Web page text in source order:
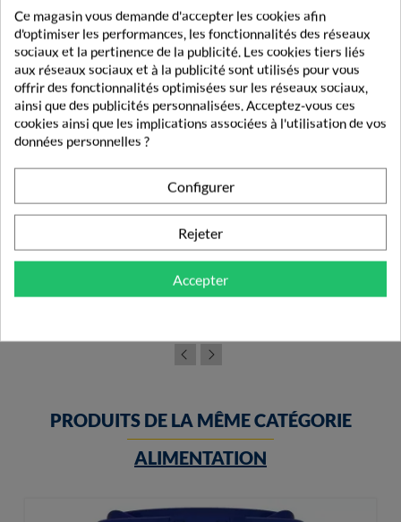
Gallia Calisma Junior +18 Mois 830g
13,75 €
PRODUITS DE LA MÊME CATÉGORIE
ALIMENTATION
Ce magasin vous demande d'accepter les cookies afin
d'optimiser les performances, les fonctionnalités des réseaux
sociaux et la pertinence de la publicité. Les cookies tiers liés
aux réseaux sociaux et à la publicité sont utilisés pour vous
offrir des fonctionnalités optimisées sur les réseaux sociaux,
ainsi que des publicités personnalisées. Acceptez-vous ces
cookies ainsi que les implications associées à l'utilisation de vos
données personnelles ?
Configurer
Rejeter
Accepter